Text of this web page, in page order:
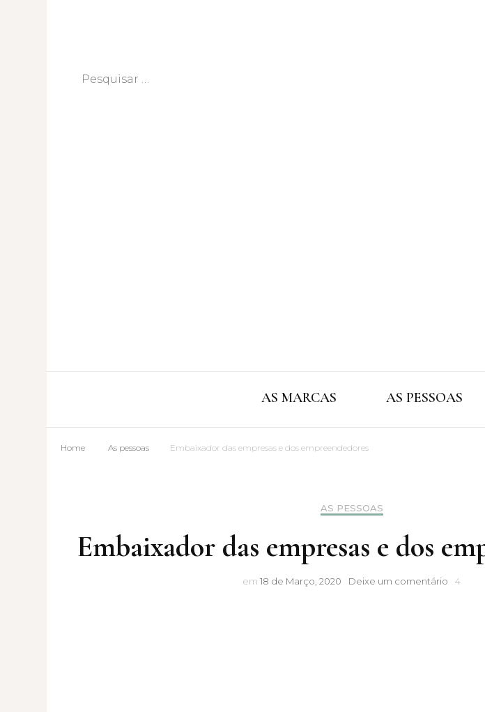
Pesquisar
AS MARCAS AS PESSOAS
Home As pessoas Embaixador das empresas e dos empreendedores
AS PESSOAS
Embaixador das empresas e dos
em 18 de Março, 2020 Deixe um comentário 4